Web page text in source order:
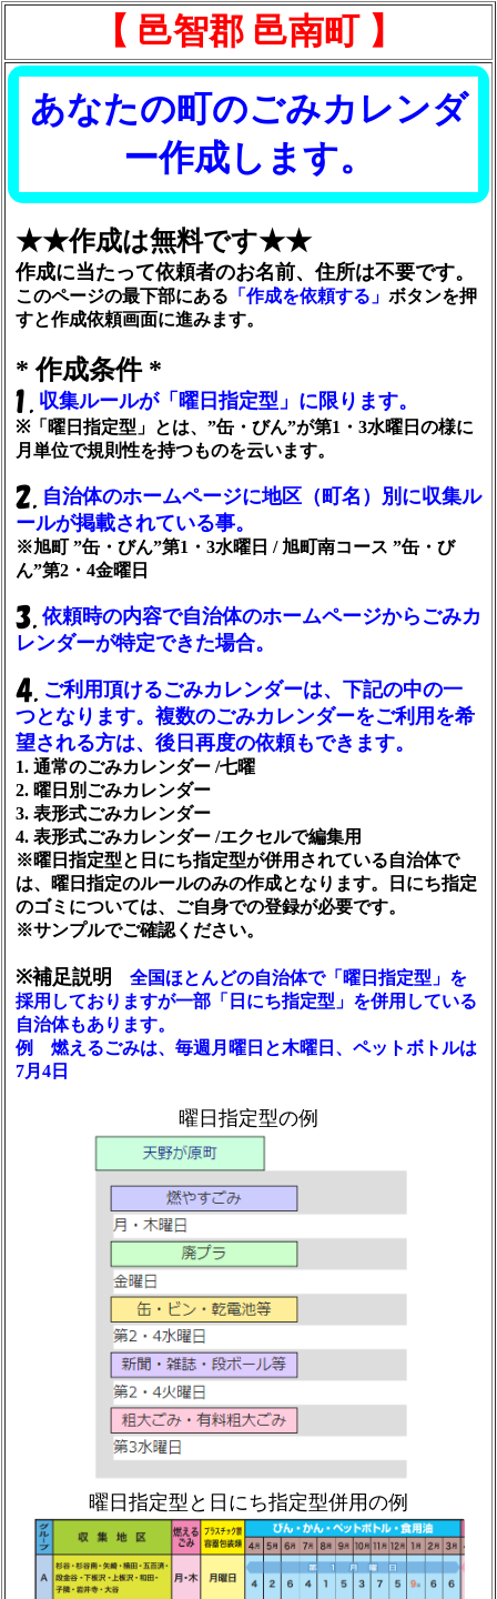
【 邑智郡 邑南町 】
あなたの町のごみカレンダ
ー作成します。
★★作成は無料です★★
作成に当たって依頼者のお名前、住所は不要です。
このページの最下部にある 「作成を依頼する」 ボタンを押
すと作成依頼画面に進みます。
* 作成条件 *
収集ルールが「曜日指定型」に限ります。
※「曜日指定型」とは、”缶・びん”が第1・3水曜日の様に
月単位で規則性を持つものを云います。
自治体のホームページに地区（町名）別に収集ル
ールが掲載されている事。
※旭町 ”缶・びん”第1・3水曜日 / 旭町南コース ”缶・び
ん”第2・4金曜日
依頼時の内容で自治体のホームページからごみカ
レンダーが特定できた場合。
ご利用頂けるごみカレンダーは、下記の中の一
つとなります。複数のごみカレンダーをご利用を希
望される方は、後日再度の依頼もできます。
1. 通常のごみカレンダー /七曜
2. 曜日別ごみカレンダー
3. 表形式ごみカレンダー
4. 表形式ごみカレンダー /エクセルで編集用
※曜日指定型と日にち指定型が併用されている自治体で
は、曜日指定のルールのみの作成となります。日にち指定
のゴミについては、ご自身での登録が必要です。
※サンプルでご確認ください。
※補足説明
全国ほとんどの自治体で「曜日指定型」を
採用しておりますが一部「日にち指定型」を併用している
自治体もあります。
例 燃えるごみは、毎週月曜日と木曜日、ペットボトルは
7月4日
曜日指定型の例
曜日指定型と日にち指定型併用の例